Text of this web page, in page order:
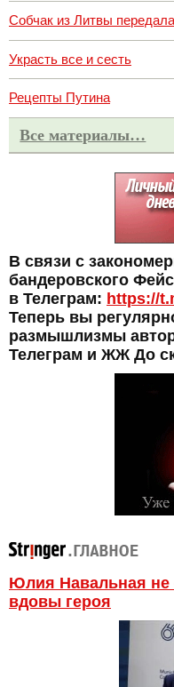
Собчак из Литвы
Украсть все и сесть
Рецепты Путина
Все материалы…
В связи с
бандеровского
в Телеграм: https://
Теперь вы
размышлизмы
Телеграм и ЖЖ До
Юлия Навальная не
вдовы героя